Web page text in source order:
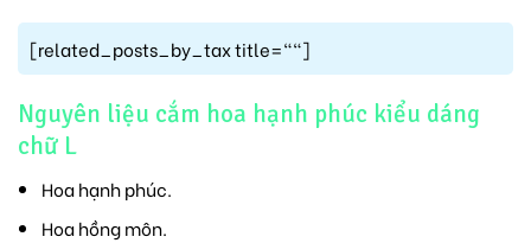
[related_posts_by_tax title=""]
Nguyên liệu cắm hoa hạnh phúc kiểu dáng
chữ L
Hoa hạnh phúc.
Hoa hồng môn.